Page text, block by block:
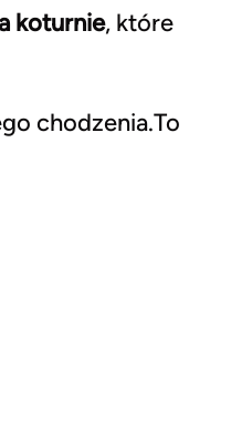
koturnie, które
chodzenia.To